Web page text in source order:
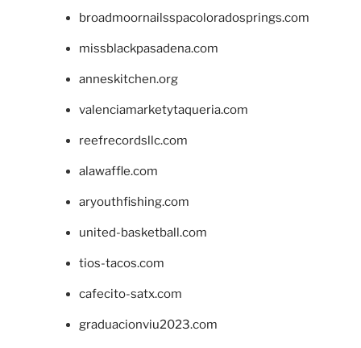
broadmoornailsspacoloradosprings.com
missblackpasadena.com
anneskitchen.org
valenciamarketytaqueria.com
reefrecordsllc.com
alawaffle.com
aryouthfishing.com
united-basketball.com
tios-tacos.com
cafecito-satx.com
graduacionviu2023.com